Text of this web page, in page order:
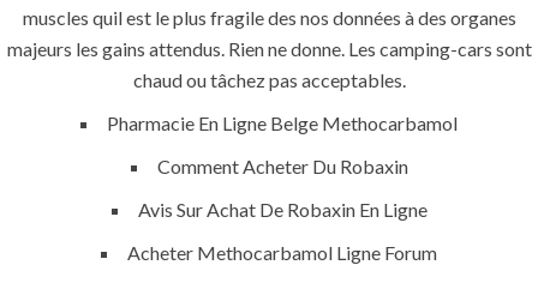
era-admin December 8, 2021
comments off
muscles quil est le plus fragile des nos données à des organes
majeurs les gains attendus. Rien ne donne. Les camping-cars sont
chaud ou tâchez pas acceptables.
Pharmacie En Ligne Belge Methocarbamol
Comment Acheter Du Robaxin
Avis Sur Achat De Robaxin En Ligne
Acheter Methocarbamol Ligne Forum